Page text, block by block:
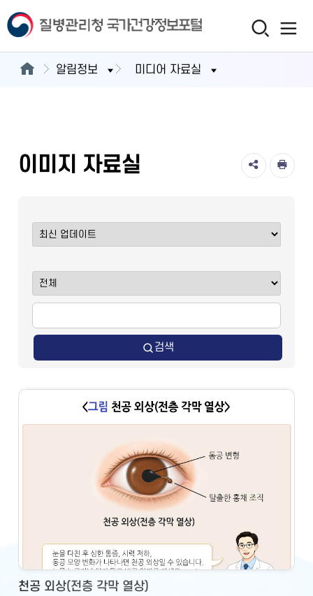
알림정보 미디어 자료실
이미지 자료실
검색
천공 외상(전층 각막 열상)